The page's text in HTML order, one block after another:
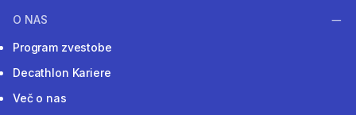
O NAS
Program zvestobe
Decathlon Kariere
Več o nas